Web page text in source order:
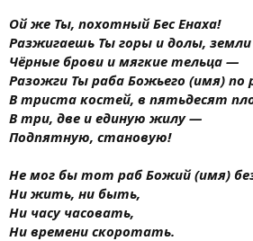
Ой же Ты, похотный Бес Енаха!
Разжигаешь Ты горы и долы,
Чёрные брови и мягкие тельца —
Разожги Ты раба Божьего (имя) по
В триста костей, в пятьдесят
В три, две и единую жилу —
Подпятную, становую!
Не мог бы тот раб Божий (имя)
Ни жить, ни быть,
Ни часу часовать,
Ни времени скоротать.